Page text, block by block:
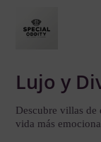
Lujo y
Descubre villas de
vida más